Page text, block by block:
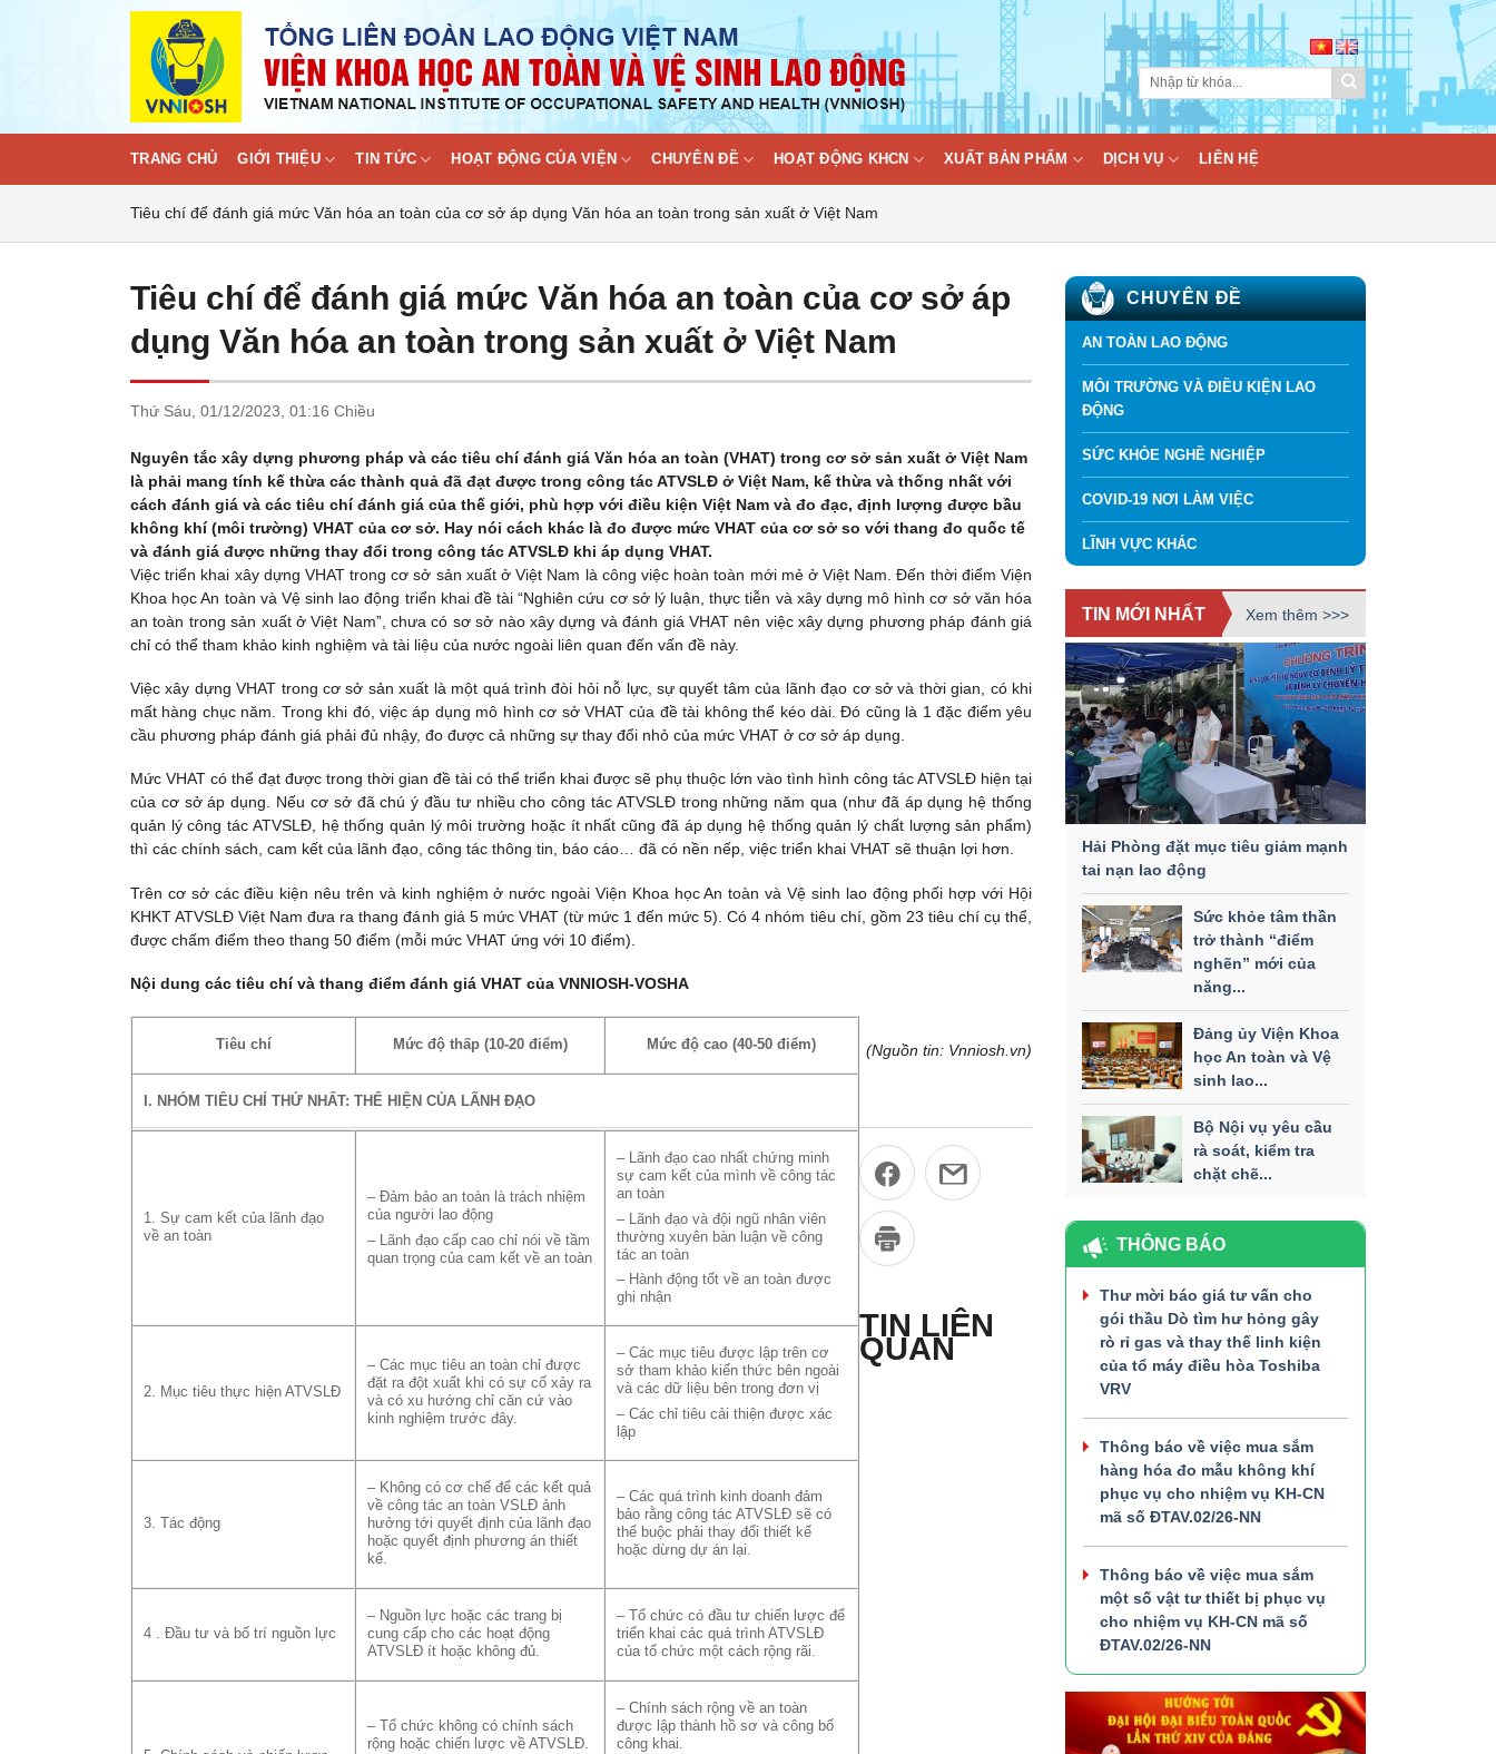
TRANG CHỦ GIỚI THIỆU TIN TỨC HOẠT ĐỘNG CỦA VIỆN CHUYÊN ĐỀ HOẠT ĐỘNG KHCN XUẤT BẢN PHẨM DỊCH VỤ LIÊN HỆ
Tiêu chí để đánh giá mức Văn hóa an toàn của cơ sở áp dụng Văn hóa an toàn trong sản xuất ở Việt Nam
Tiêu chí để đánh giá mức Văn hóa an toàn của cơ sở áp
dụng Văn hóa an toàn trong sản xuất ở Việt Nam
Thứ Sáu, 01/12/2023, 01:16 Chiều
Nguyên tắc xây dựng phương pháp và các tiêu chí đánh giá Văn hóa an toàn (VHAT) trong cơ sở sản xuất ở Việt Nam
là phải mang tính kế thừa các thành quả đã đạt được trong công tác ATVSLĐ ở Việt Nam, kế thừa và thống nhất với
cách đánh giá và các tiêu chí đánh giá của thế giới, phù hợp với điều kiện Việt Nam và đo đạc, định lượng được bầu
không khí (môi trường) VHAT của cơ sở. Hay nói cách khác là đo được mức VHAT của cơ sở so với thang đo quốc tế
và đánh giá được những thay đổi trong công tác ATVSLĐ khi áp dụng VHAT.
Việc triển khai xây dựng VHAT trong cơ sở sản xuất ở Việt Nam là công việc hoàn toàn mới mẻ ở Việt Nam. Đến thời điểm Viện
Khoa học An toàn và Vệ sinh lao động triển khai đề tài “Nghiên cứu cơ sở lý luận, thực tiễn và xây dựng mô hình cơ sở văn hóa
an toàn trong sản xuất ở Việt Nam”, chưa có sơ sở nào xây dựng và đánh giá VHAT nên việc xây dựng phương pháp đánh giá
chỉ có thể tham khảo kinh nghiệm và tài liệu của nước ngoài liên quan đến vấn đề này.
Việc xây dựng VHAT trong cơ sở sản xuất là một quá trình đòi hỏi nỗ lực, sự quyết tâm của lãnh đạo cơ sở và thời gian, có khi
mất hàng chục năm. Trong khi đó, việc áp dụng mô hình cơ sở VHAT của đề tài không thể kéo dài. Đó cũng là 1 đặc điểm yêu
cầu phương pháp đánh giá phải đủ nhậy, đo được cả những sự thay đổi nhỏ của mức VHAT ở cơ sở áp dụng.
Mức VHAT có thể đạt được trong thời gian đề tài có thể triển khai được sẽ phụ thuộc lớn vào tình hình công tác ATVSLĐ hiện tại
của cơ sở áp dụng. Nếu cơ sở đã chú ý đầu tư nhiều cho công tác ATVSLĐ trong những năm qua (như đã áp dụng hệ thống
quản lý công tác ATVSLĐ, hệ thống quản lý môi trường hoặc ít nhất cũng đã áp dụng hệ thống quản lý chất lượng sản phẩm)
thì các chính sách, cam kết của lãnh đạo, công tác thông tin, báo cáo… đã có nền nếp, việc triển khai VHAT sẽ thuận lợi hơn.
Trên cơ sở các điều kiện nêu trên và kinh nghiệm ở nước ngoài Viện Khoa học An toàn và Vệ sinh lao động phối hợp với Hội
KHKT ATVSLĐ Việt Nam đưa ra thang đánh giá 5 mức VHAT (từ mức 1 đến mức 5). Có 4 nhóm tiêu chí, gồm 23 tiêu chí cụ thể,
được chấm điểm theo thang 50 điểm (mỗi mức VHAT ứng với 10 điểm).
Nội dung các tiêu chí và thang điểm đánh giá VHAT của VNNIOSH-VOSHA
Tiêu chí Mức độ thấp (10-20 điểm) Mức độ cao (40-50 điểm)
I. NHÓM TIÊU CHÍ THỨ NHẤT: THỂ HIỆN CỦA LÃNH ĐẠO
1. Sự cam kết của lãnh đạo
về an toàn
– Đảm bảo an toàn là trách nhiệm
của người lao động
– Lãnh đạo cấp cao chỉ nói về tầm
quan trọng của cam kết về an toàn
– Lãnh đạo cao nhất chứng minh
sự cam kết của mình về công tác
an toàn
– Lãnh đạo và đội ngũ nhân viên
thường xuyên bàn luận về công
tác an toàn
– Hành động tốt về an toàn được
ghi nhận
2. Mục tiêu thực hiện ATVSLĐ
– Các mục tiêu an toàn chỉ được
đặt ra đột xuất khi có sự cố xảy ra
và có xu hướng chỉ căn cứ vào
kinh nghiệm trước đây.
– Các mục tiêu được lập trên cơ
sở tham khảo kiến thức bên ngoài
và các dữ liệu bên trong đơn vị
– Các chỉ tiêu cải thiện được xác
lập
3. Tác động
– Không có cơ chế để các kết quả
về công tác an toàn VSLĐ ảnh
hưởng tới quyết định của lãnh đạo
hoặc quyết định phương án thiết
kế.
– Các quá trình kinh doanh đảm
bảo rằng công tác ATVSLĐ sẽ có
thể buộc phải thay đổi thiết kế
hoặc dừng dự án lại.
4 . Đầu tư và bố trí nguồn lực
– Nguồn lực hoặc các trang bị
cung cấp cho các hoạt động
ATVSLĐ ít hoặc không đủ.
– Tổ chức có đầu tư chiến lược để
triển khai các quá trình ATVSLĐ
của tổ chức một cách rộng rãi.
– Tổ chức không có chính sách
rộng hoặc chiến lược về ATVSLĐ.
– Chính sách rộng về an toàn
được lập thành hồ sơ và công bố
công khai.
(Nguồn tin: Vnniosh.vn)
TIN LIÊN
QUAN
CHUYÊN ĐỀ
AN TOÀN LAO ĐỘNG
MÔI TRƯỜNG VÀ ĐIỀU KIỆN LAO
ĐỘNG
SỨC KHỎE NGHỀ NGHIỆP
COVID-19 NƠI LÀM VIỆC
LĨNH VỰC KHÁC
TIN MỚI NHẤT Xem thêm >>>
Hải Phòng đặt mục tiêu giảm mạnh
tai nạn lao động
Sức khỏe tâm thần
trở thành “điểm
nghẽn” mới của
năng...
Đảng ủy Viện Khoa
học An toàn và Vệ
sinh lao...
Bộ Nội vụ yêu cầu
rà soát, kiểm tra
chặt chẽ...
THÔNG BÁO
Thư mời báo giá tư vấn cho
gói thầu Dò tìm hư hỏng gây
rò rỉ gas và thay thế linh kiện
của tổ máy điều hòa Toshiba
VRV
Thông báo về việc mua sắm
hàng hóa đo mẫu không khí
phục vụ cho nhiệm vụ KH-CN
mã số ĐTAV.02/26-NN
Thông báo về việc mua sắm
một số vật tư thiết bị phục vụ
cho nhiệm vụ KH-CN mã số
ĐTAV.02/26-NN